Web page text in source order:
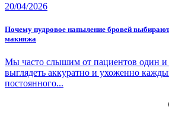
20/04/2026
Почему пудровое напыление бровей
макияжа
Мы часто слышим от пациентов один и
выглядеть аккуратно и ухоженно
постоянного...